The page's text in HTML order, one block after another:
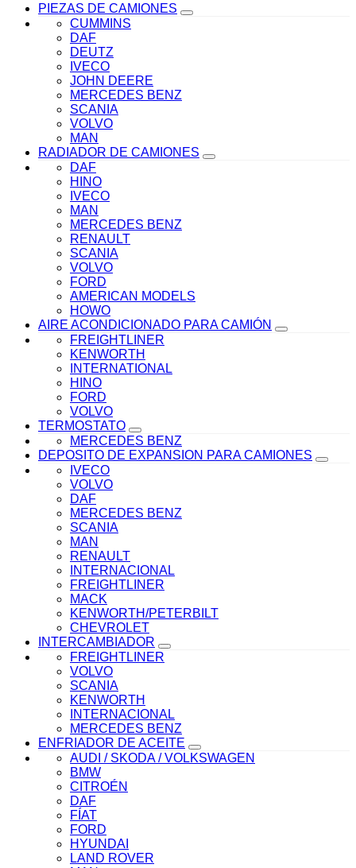
PIEZAS DE CAMIONES
CUMMINS
DAF
DEUTZ
IVECO
JOHN DEERE
MERCEDES BENZ
SCANIA
VOLVO
MAN
RADIADOR DE CAMIONES
DAF
HINO
IVECO
MAN
MERCEDES BENZ
RENAULT
SCANIA
VOLVO
FORD
AMERICAN MODELS
HOWO
AIRE ACONDICIONADO PARA CAMIÓN
FREIGHTLINER
KENWORTH
INTERNATIONAL
HINO
FORD
VOLVO
TERMOSTATO
MERCEDES BENZ
DEPOSITO DE EXPANSION PARA CAMIONES
IVECO
VOLVO
DAF
MERCEDES BENZ
SCANIA
MAN
RENAULT
INTERNACIONAL
FREIGHTLINER
MACK
KENWORTH/PETERBILT
CHEVROLET
INTERCAMBIADOR
FREIGHTLINER
VOLVO
SCANIA
KENWORTH
INTERNACIONAL
MERCEDES BENZ
ENFRIADOR DE ACEITE
AUDI / SKODA / VOLKSWAGEN
BMW
CITROÉN
DAF
FÍAT
FORD
HYUNDAI
LAND ROVER